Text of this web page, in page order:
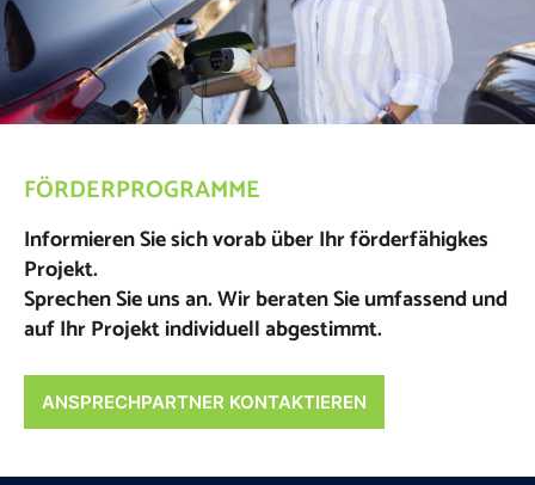
FÖRDERPROGRAMME
Informieren Sie sich vorab über Ihr förderfähigkes
Projekt.
Sprechen Sie uns an. Wir beraten Sie umfassend und
auf Ihr Projekt individuell abgestimmt.
ANSPRECHPARTNER KONTAKTIEREN